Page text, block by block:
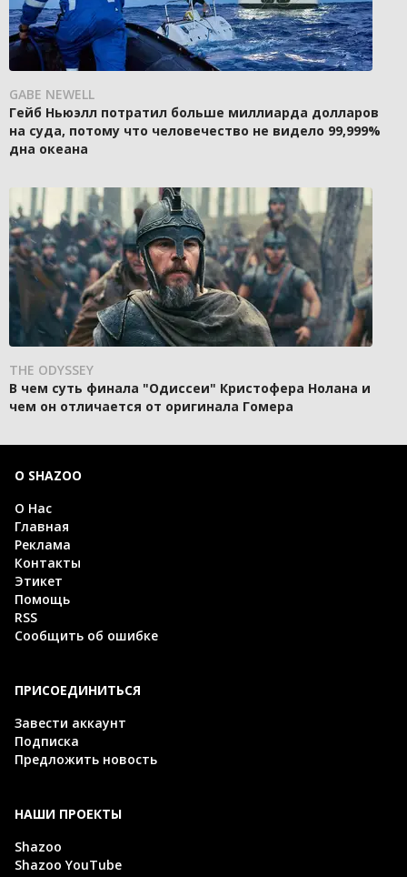
GABE NEWELL
Гейб Ньюэлл потратил больше миллиарда долларов
на суда, потому что человечество не видело 99,999%
дна океана
THE ODYSSEY
В чем суть финала "Одиссеи" Кристофера Нолана и
чем он отличается от оригинала Гомера
О SHAZOO
О Нас
Главная
Реклама
Контакты
Этикет
Помощь
RSS
Сообщить об ошибке
ПРИСОЕДИНИТЬСЯ
Завести аккаунт
Подписка
Предложить новость
НАШИ ПРОЕКТЫ
Shazoo
Shazoo YouTube